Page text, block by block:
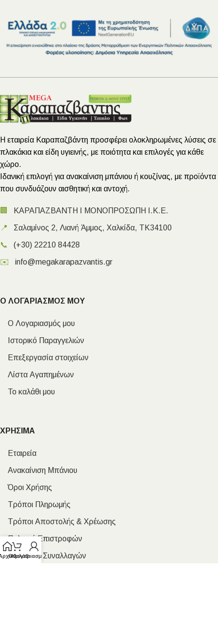
Η εταιρεία Καραπαζβάντη προσφέρει ολοκληρωμένες λύσεις σε
πλακάκια και είδη υγιεινής, με ποιότητα και επιλογές για κάθε
χώρο.
Ιδανική επιλογή για ανακαίνιση μπάνιου ή κουζίνας, με προϊόντα
που συνδυάζουν αισθητική και αντοχή.
🏢 ΚΑΡΑΠΑΖΒΑΝΤΗ Ι ΜΟΝΟΠΡΟΣΩΠΗ Ι.Κ.Ε.
📍 Σαλαμίνος 2, Λιανή Άμμος, Χαλκίδα, ΤΚ34100
📞 (+30) 22210 84428
✉️ info@megakarapazvantis.gr
Ο ΛΟΓΑΡΙΑΣΜΟΣ ΜΟΥ
Ο Λογαριασμός μου
Ιστορικό Παραγγελιών
Επεξεργασία στοιχείων
Λίστα Αγαπημένων
Το καλάθι μου
ΧΡΗΣΙΜΑ
Εταιρεία
Ανακαίνιση Μπάνιου
Όροι Χρήσης
Τρόποι Πληρωμής
Τρόποι Αποστολής & Χρέωσης
Πολιτική Επιστροφών
Ασφάλεια Συναλλαγών
Καλάθι
Ο λογαριασμός μου